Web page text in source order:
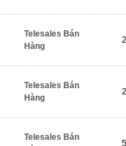
Telesales Bán
Hàng
Telesales Bán
Hàng
Telesales Bán